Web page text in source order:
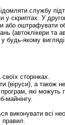
службу
скриптах. У
або оштрафувати
(автоклікери та
якому вигляді
сторінках.
(віруси), а також
які можуть
майнінгу.
виконувати всі